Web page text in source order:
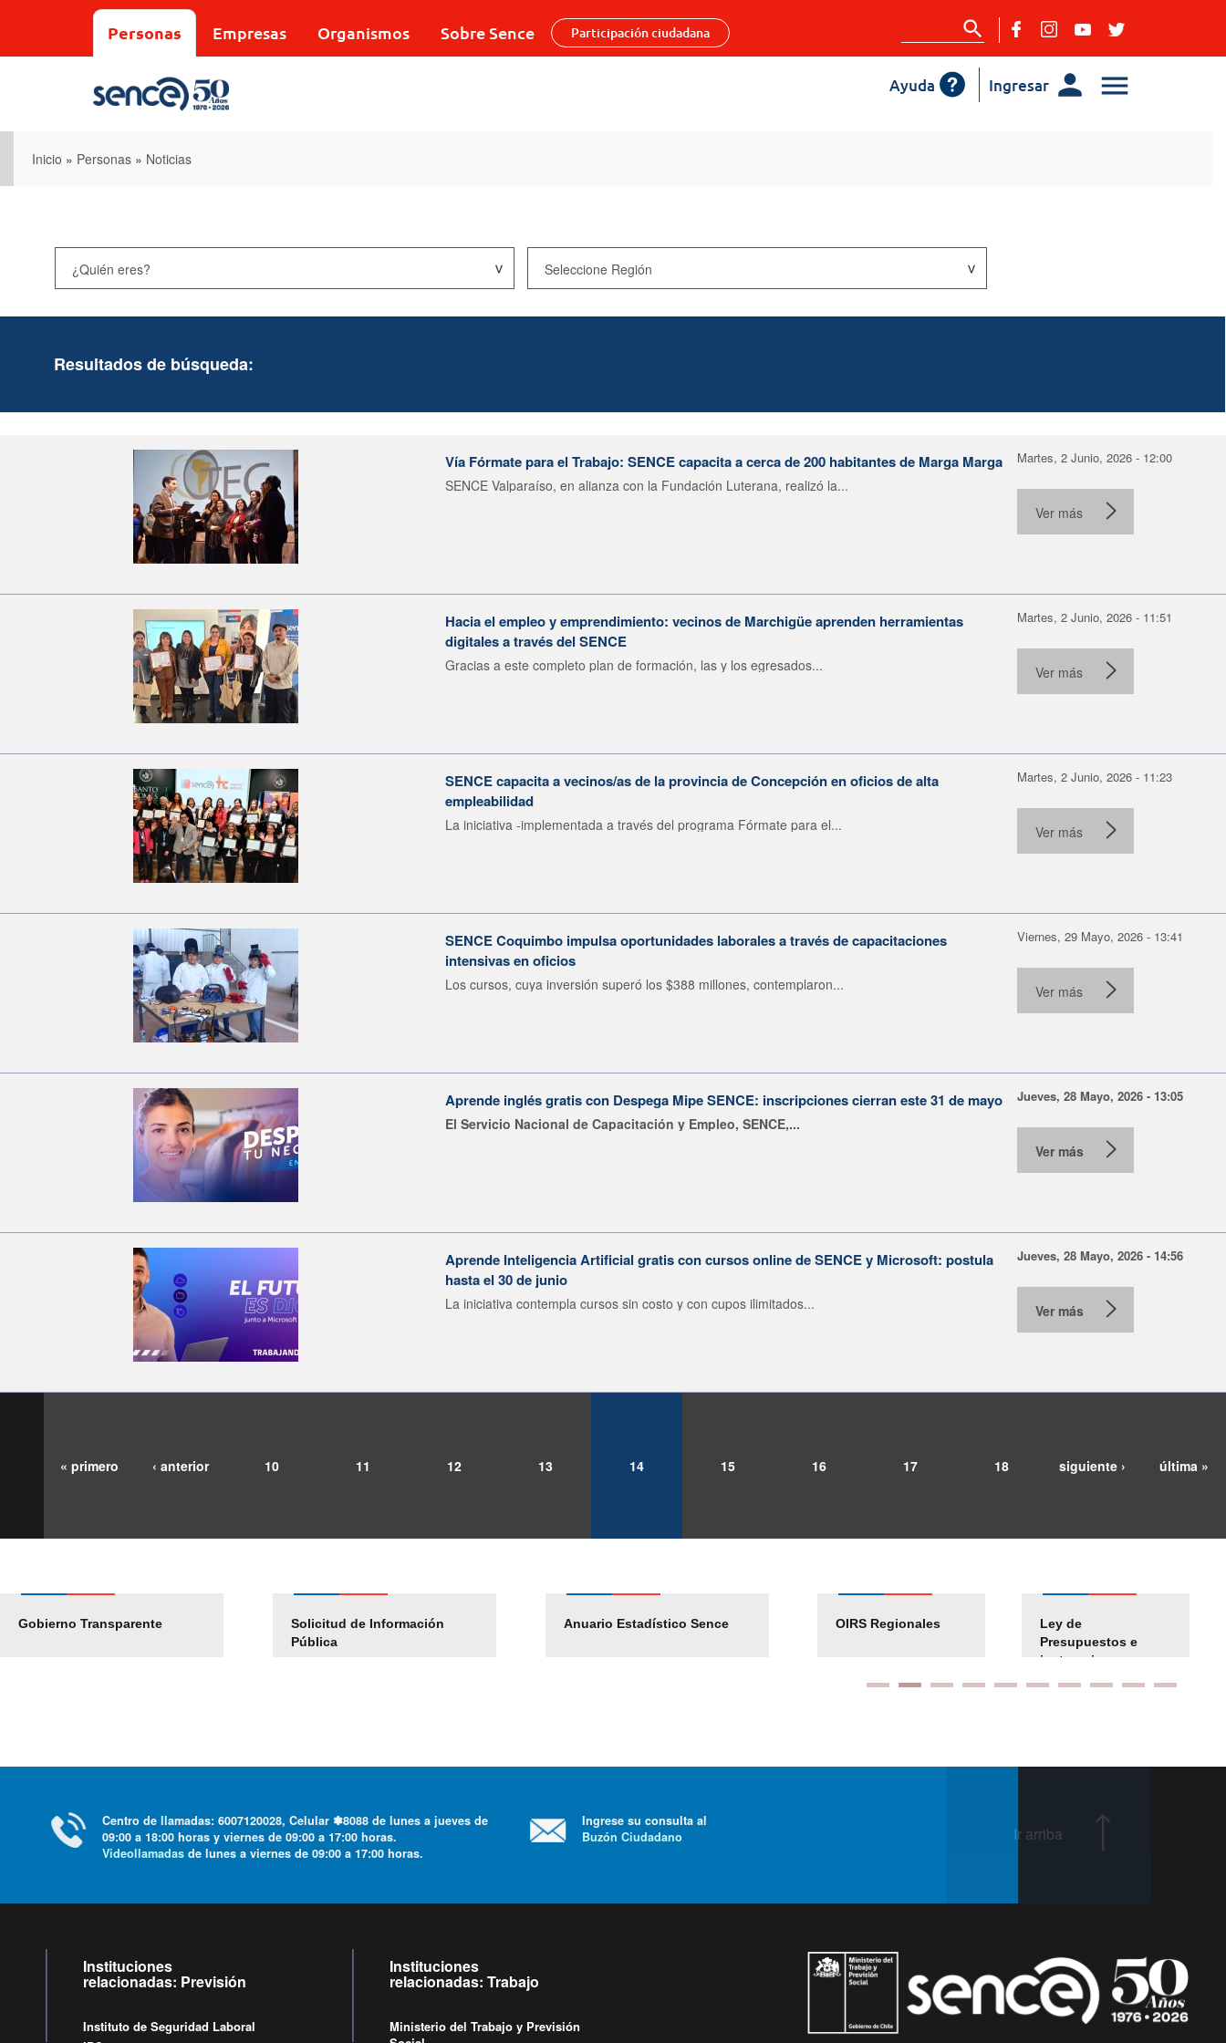
Personas Empresas Organismos Sobre Sence Participación ciudadana
Ingresar
Ayuda
Inicio » Personas » Noticias
Resultados de búsqueda:
Vía Fórmate para el Trabajo: SENCE capacita a cerca de 200 habitantes de Marga Marga
SENCE Valparaíso, en alianza con la Fundación Luterana, realizó la...
Martes, 2 Junio, 2026 - 12:00
Ver más
Hacia el empleo y emprendimiento: vecinos de Marchigüe aprenden herramientas
digitales a través del SENCE
Gracias a este completo plan de formación, las y los egresados...
Martes, 2 Junio, 2026 - 11:51
Ver más
SENCE capacita a vecinos/as de la provincia de Concepción en oficios de alta
empleabilidad
La iniciativa -implementada a través del programa Fórmate para el...
Martes, 2 Junio, 2026 - 11:23
Ver más
SENCE Coquimbo impulsa oportunidades laborales a través de capacitaciones
intensivas en oficios
Los cursos, cuya inversión superó los $388 millones, contemplaron...
Viernes, 29 Mayo, 2026 - 13:41
Ver más
Aprende inglés gratis con Despega Mipe SENCE: inscripciones cierran este 31 de mayo
El Servicio Nacional de Capacitación y Empleo, SENCE,...
Jueves, 28 Mayo, 2026 - 13:05
Ver más
Aprende Inteligencia Artificial gratis con cursos online de SENCE y Microsoft: postula
hasta el 30 de junio
La iniciativa contempla cursos sin costo y con cupos ilimitados...
Jueves, 28 Mayo, 2026 - 14:56
Ver más
« primero ‹ anterior 10 11 12 13 14 15 16 17 18 siguiente › última »
Gobierno Transparente
Solicitud de Información
Pública
Anuario Estadístico Sence
Pago Proveedores
Empleos Públicos
Solicitud Audiencias
OIRS Regionales
Ley de
Presupuestos e
instrucciones
Centro de llamadas: 6007120028, Celular ✽8088 de lunes a jueves de
09:00 a 18:00 horas y viernes de 09:00 a 17:00 horas.
Videollamadas de lunes a viernes de 09:00 a 17:00 horas.
Ingrese su consulta al
Buzón Ciudadano
Instituciones
relacionadas: Previsión
Instituto de Seguridad Laboral
Instituciones
relacionadas: Trabajo
Ministerio del Trabajo y Previsión